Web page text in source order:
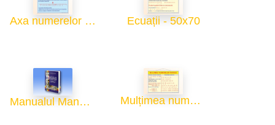
Axa numerelor - 50x70 Ecuații - 50x70
Manualul Manualelor Mulțimea numerelor întregi - 50x70